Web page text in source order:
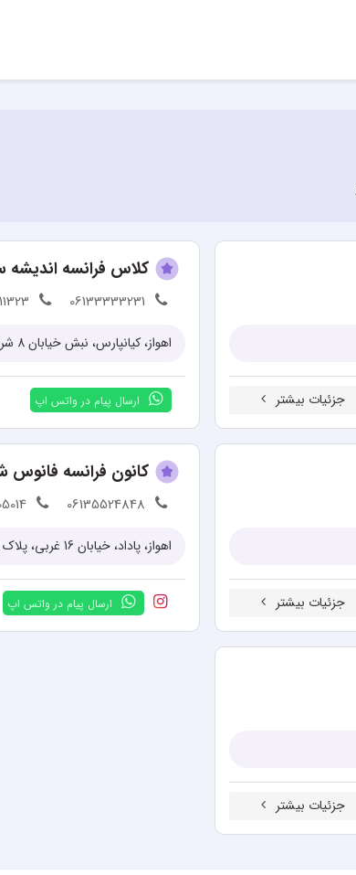
جزئیات بیشتر
کلاس فرانسه اندیشه
06133333231
اهواز، کیانپارس، نبش خیابان 8 شرقی، مجتمع جاودانه، طبقه اول، موسسه آموزشی اندیشه سازان
ارسال پیام در واتس اپ
جزئیات بیشتر
کانون فرانسه فانوس
06135524848
اهواز، پاداد، خیابان 16 غربی، پلاک 141
ارسال پیام در واتس اپ
جزئیات بیشتر